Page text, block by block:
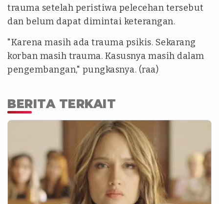
trauma setelah peristiwa pelecehan tersebut
dan belum dapat dimintai keterangan.
"Karena masih ada trauma psikis. Sekarang
korban masih trauma. Kasusnya masih dalam
pengembangan," pungkasnya. (raa)
BERITA TERKAIT